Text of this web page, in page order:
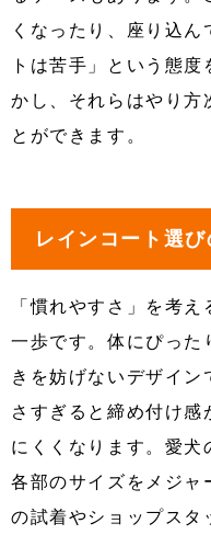
くなったり、座り込
トは苦手」という態
かし、それらはやり方
とができます。
レインコート選
「慣れやすさ」を考
一歩です。体にぴった
きを妨げないデザイ
さすぎると締め付け感
にくくなります。愛犬
各部のサイズをメジ
の試着やショップスタ